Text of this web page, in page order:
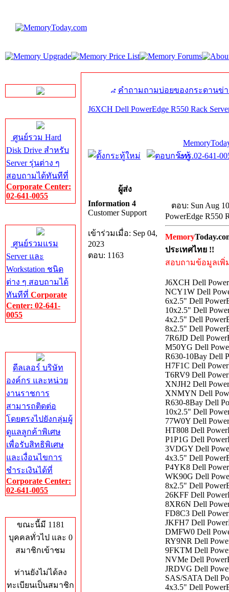
ศูนย์รวม Hard
Disk Drive สำหรับ
Server รุ่นต่าง ๆ
สอบถามได้ทันทีที่
Corporate Center:
02-641-0055
ศูนย์รวมแรม
Server และ
Workstation ชนิด
ต่าง ๆ สอบถามได้
ทันทีที่ Corporate
Center: 02-641-
0055
ดีลเลอร์ บริษัท
องค์กร และหน่วย
งานราชการ
สามารถติดต่อ
โดยตรงไปยังกลุ่มผู้
ดูแลลูกค้าพิเศษ
เพื่อรับสิทธิพิเศษ
และเงื่อนไขการ
ชำระเงินได้ที่
Corporate Center:
02-641-0055
ขณะนี้มี 1181
บุคคลทั่วไป และ 0
สมาชิกเข้าชม
ท่านยังไม่ได้ลง
ทะเบียนเป็นสมาชิก
คำถามถามบ่อยของกระดานข่
J6XCH Dell PowerEdge R550 Rack
โทร.02-641-
ผู้ส่ง
Information 4
Customer Support
เข้าร่วมเมื่อ: Sep 04,
2023
ตอบ: 1163
ตอบ: Sun Aug
PowerEdge R550
Memory
ประเทศไทย !!
สอบถามข้อมูลเพิ่
J6XCH Dell
NCY1W Dell
6x2.5" Dell
10x2.5" Dell
4x2.5" Dell
8x2.5" Dell
7R6JD Dell
M50YG Dell
R630-10Bay Dell
H7F1C Dell
T6RV9 Dell
XNJH2 Dell
XNMYN Dell
R630-8Bay Dell
10x2.5" Dell
77W0Y Dell
HT808 Dell
P1P1G Dell
3VDGY Dell
4x3.5" Dell
P4YK8 Dell
WK90G Dell
8x2.5" Dell
26KFF Dell
8XR6N Dell
FD8C3 Dell
JKFH7 Dell
DMFW0 Dell
RY9NR Dell
9FKTM Dell
NVMe Dell
JRDVG Dell
SAS/SATA Dell
4x3.5" Dell